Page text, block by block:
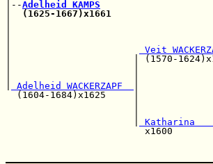
|--Adelheid KAMPS
(1625-1667)x1661
|
|
Veit
|                      | (1570-
|
Adelheid WACKERZAPF
(1604-1684)x1625     |
|
x1600